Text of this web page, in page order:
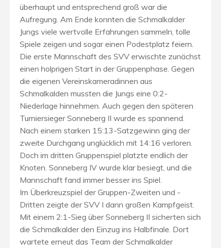
überhaupt und entsprechend groß war die
Aufregung. Am Ende konnten die Schmalkalder
Jungs viele wertvolle Erfahrungen sammeln, tolle
Spiele zeigen und sogar einen Podestplatz feiern.
Die erste Mannschaft des SVV erwischte zunächst
einen holprigen Start in der Gruppenphase. Gegen
die eigenen Vereinskameradinnen aus
Schmalkalden mussten die Jungs eine 0:2-
Niederlage hinnehmen. Auch gegen den späteren
Turniersieger Sonneberg II wurde es spannend.
Nach einem starken 15:13-Satzgewinn ging der
zweite Durchgang unglücklich mit 14:16 verloren.
Doch im dritten Gruppenspiel platzte endlich der
Knoten. Sonneberg IV wurde klar besiegt, und die
Mannschaft fand immer besser ins Spiel.
Im Überkreuzspiel der Gruppen-Zweiten und -
Dritten zeigte der SVV I dann großen Kampfgeist.
Mit einem 2:1-Sieg über Sonneberg II sicherten sich
die Schmalkalder den Einzug ins Halbfinale. Dort
wartete erneut das Team der Schmalkalder